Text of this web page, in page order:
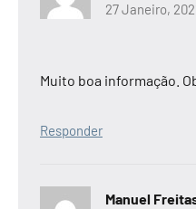
27 Janeiro,
Muito boa informação.
Responder
Manuel